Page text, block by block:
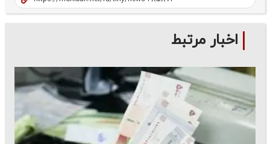
اخبار مرتبط